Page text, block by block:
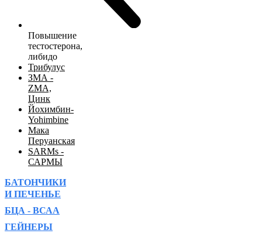
Повышение
тестостерона,
либидо
Трибулус
ЗМА -
ZMA,
Цинк
Йохимбин-
Yohimbine
Мака
Перуанская
SARMs -
САРМЫ
БАТОНЧИКИ
И ПЕЧЕНЬЕ
БЦА - ВСАА
ГЕЙНЕРЫ